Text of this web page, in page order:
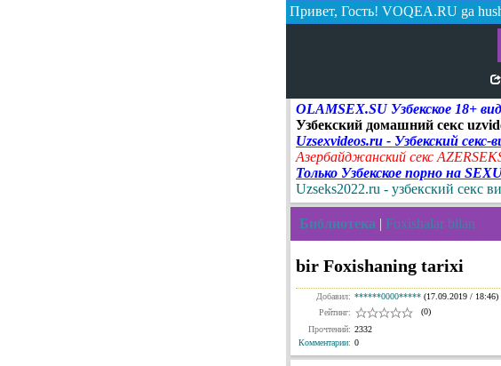
Привет, Гость! VOQEA.RU ga
OLAMSEX.SU Узбекское 18+
Узбекский домашний секс
Uzsexvideos.ru - Узбекский секс-
Азербайджанский секс
Только Узбекское порно на
Uzseks2022.ru - узбекский секс
Библиотека | Foxishalar bilan
bir Foxishaning tarixi
Добавил: ******0000***** (17.09.2019 / 18:46)
Рейтинг:
(0)
Прочтений: 2332
Комментарии: 0